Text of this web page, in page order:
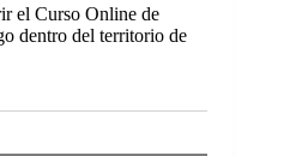
el Curso Online de
dentro del territorio de